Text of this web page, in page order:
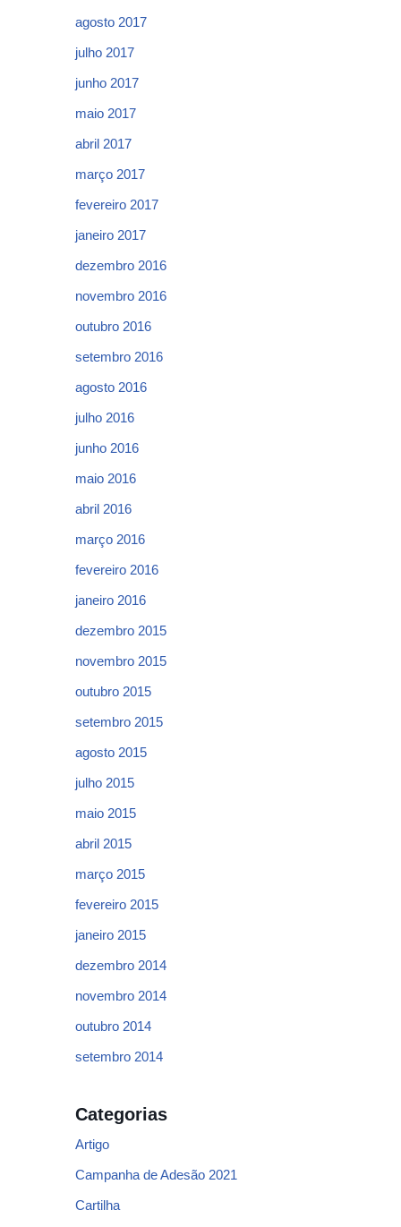
agosto 2017
julho 2017
junho 2017
maio 2017
abril 2017
março 2017
fevereiro 2017
janeiro 2017
dezembro 2016
novembro 2016
outubro 2016
setembro 2016
agosto 2016
julho 2016
junho 2016
maio 2016
abril 2016
março 2016
fevereiro 2016
janeiro 2016
dezembro 2015
novembro 2015
outubro 2015
setembro 2015
agosto 2015
julho 2015
maio 2015
abril 2015
março 2015
fevereiro 2015
janeiro 2015
dezembro 2014
novembro 2014
outubro 2014
setembro 2014
Categorias
Artigo
Campanha de Adesão 2021
Cartilha